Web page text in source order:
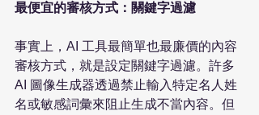
最便宜的審核方式：關鍵字過濾
事實上，AI 工具最簡單也最廉價的內容
審核方式，就是設定關鍵字過濾。許多
AI 圖像生成器透過禁止輸入特定名人姓
名或敏感詞彙來阻止生成不當內容。但